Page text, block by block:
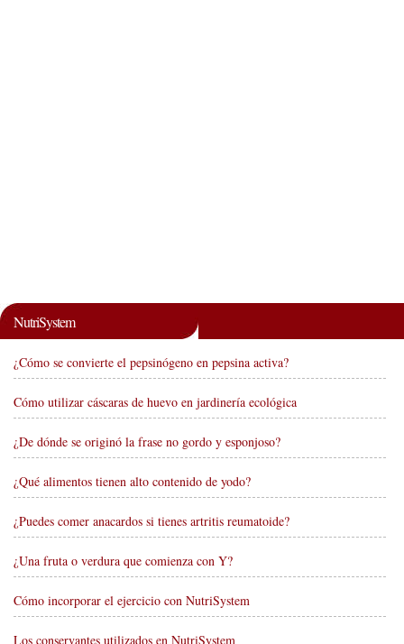
NutriSystem
¿Cómo se convierte el pepsinógeno en pepsina activa?
Cómo utilizar cáscaras de huevo en jardinería ecológica
¿De dónde se originó la frase no gordo y esponjoso?
¿Qué alimentos tienen alto contenido de yodo?
¿Puedes comer anacardos si tienes artritis reumatoide?
¿Una fruta o verdura que comienza con Y?
Cómo incorporar el ejercicio con NutriSystem
Los conservantes utilizados en NutriSystem